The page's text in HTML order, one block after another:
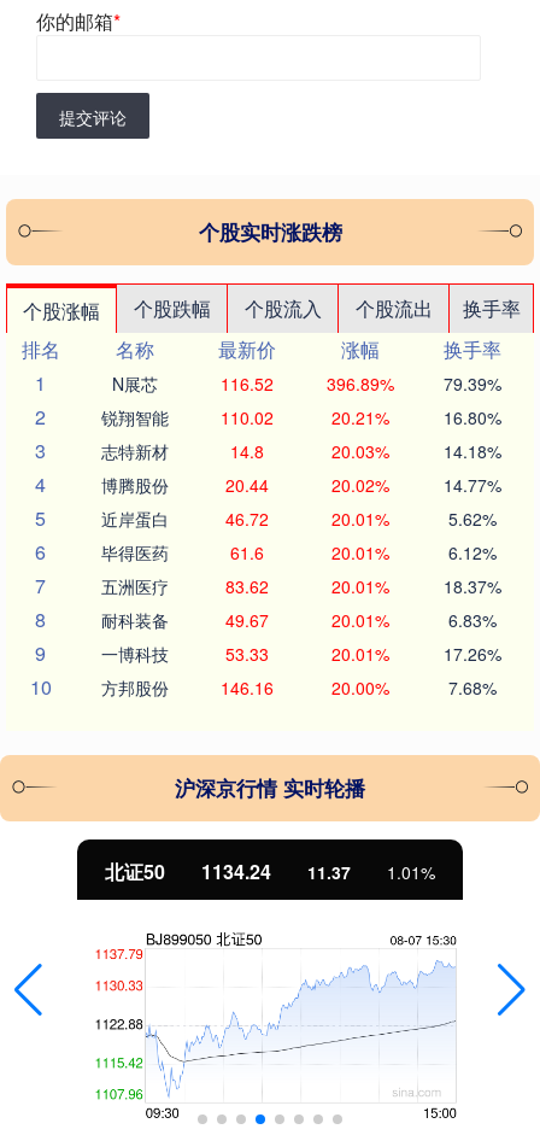
你的邮箱*
提交评论
个股实时涨跌榜
个股涨幅 个股跌幅 个股流入 个股流出
换手率
排名
名称 最新价 涨幅
换手率
1
N展芯 116.52 396.89% 79.39%
2 锐翔智能 110.02 20.21% 16.80%
3 志特新材 14.8 20.03% 14.18%
4 博腾股份 20.44 20.02% 14.77%
5 近岸蛋白 46.72 20.01% 5.62%
6 毕得医药 61.6 20.01% 6.12%
7 五洲医疗 83.62 20.01% 18.37%
8 耐科装备 49.67 20.01% 6.83%
9 一博科技 53.33 20.01% 17.26%
10 方邦股份 146.16 20.00% 7.68%
沪深京行情 实时轮播
北证50 1134.24 11.37 1.01%